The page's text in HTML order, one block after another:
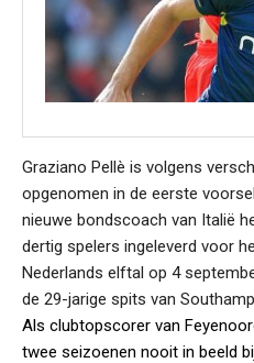
Graziano Pellè is volgens
opgenomen in de eerste
nieuwe bondscoach van Italië
dertig spelers ingeleverd voor
Nederlands elftal op 4
de 29-jarige spits van
Als clubtopscorer van
twee seizoenen nooit in beeld